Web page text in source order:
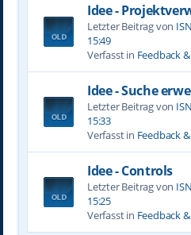
Idee -
Letzter Beitrag von
15:49
Verfasst in Feedback
Idee - Suche
Letzter Beitrag von
15:33
Verfasst in Feedback
Idee - Controls
Letzter Beitrag von
15:25
Verfasst in Feedback